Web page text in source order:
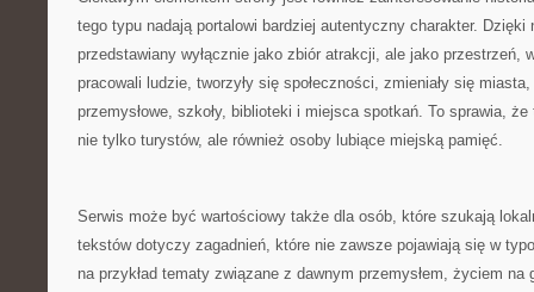
tego typu nadają portalowi bardziej autentyczny charakter.
przedstawiany wyłącznie jako zbiór atrakcji, ale jako przestrzeń,
pracowali ludzie, tworzyły się społeczności, zmieniały się miasta,
przemysłowe, szkoły, biblioteki i miejsca spotkań. To sprawia,
nie tylko turystów, ale również osoby lubiące miejską pamięć.
Serwis może być wartościowy także dla osób, które szukają
tekstów dotyczy zagadnień, które nie zawsze pojawiają się w
na przykład tematy związane z dawnym przemysłem, życiem na